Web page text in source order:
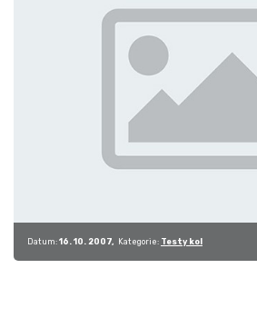
Datum: 16. 10. 2007 Kategorie: Testy kol